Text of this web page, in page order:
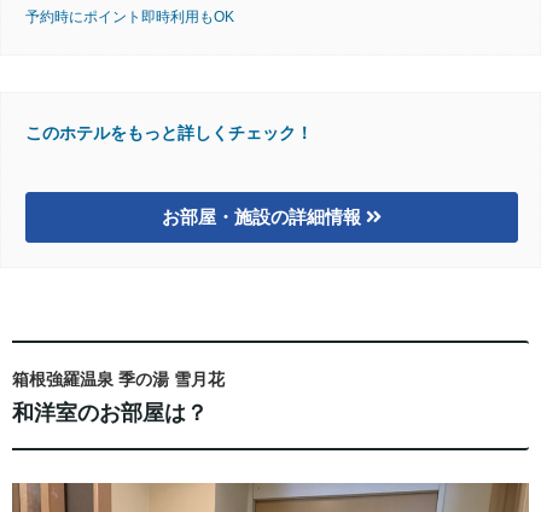
予約時にポイント即時利用もOK
このホテルをもっと詳しくチェック！
お部屋・施設の詳細情報
箱根強羅温泉 季の湯 雪月花
和洋室のお部屋は？